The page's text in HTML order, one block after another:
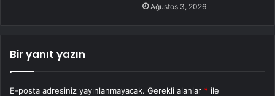
Ağustos 3, 2026
Bir yanıt yazın
E-posta adresiniz yayınlanmayacak. Gerekli alanlar * ile